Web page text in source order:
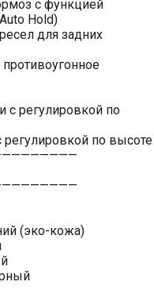
с функцией
Hold)
для задних
с регулировкой по
по высоте
(эко-кожа)